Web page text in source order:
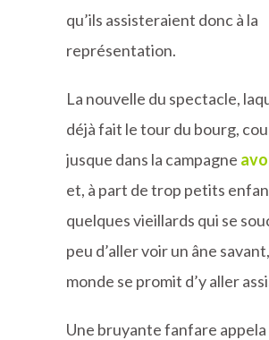
qu’ils assisteraient donc à la
représentation.
La nouvelle du spectacle,
déjà fait le tour du bourg,
jusque dans la campagne
et, à part de trop petits
quelques vieillards qui se
peu d’aller voir un âne
monde se promit d’y aller
Une bruyante fanfare appela